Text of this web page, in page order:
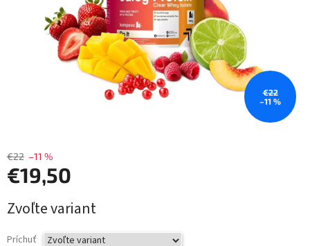
€22
–11 %
€22 –11 %
€19,50
cena:
Zvoľte variant
Príchuť